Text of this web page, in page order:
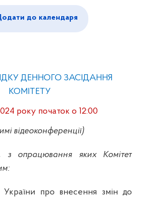
до календаря
ДЕННОГО ЗАСІДАННЯ
КОМІТЕТУ
року початок о 12:00
відеоконференції)
з опрацювання яких Комітет
про внесення змін до